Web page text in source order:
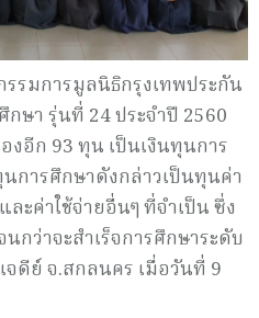
รมการมูลนิธิกรุงเทพประกัน
ษา รุ่นที่ 24 ประจำปี 2560
อีก 93 ทุน เป็นเงินทุนการ
การศึกษาดังกล่าวเป็นทุนค่า
ะค่าใช้จ่ายอื่นๆ ที่จำเป็น ซึ่ง
กว่าจะสำเร็จการศึกษาระดับ
ดีย์ จ.สกลนคร เมื่อวันที่ 9